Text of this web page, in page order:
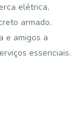
elétrica,
armado.
e amigos a
essenciais.